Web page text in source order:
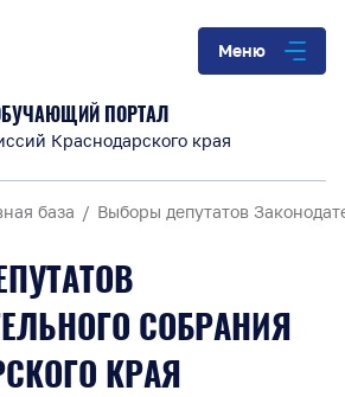
Меню
ПОРТАЛ
Краснодарского края
база Выборы депутатов
СОБРАНИЯ
КРАЯ